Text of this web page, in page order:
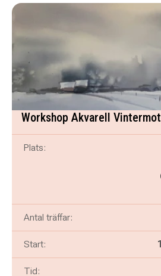
Workshop Akvarell
Plats:
Antal träffar:
Start:
Tid: